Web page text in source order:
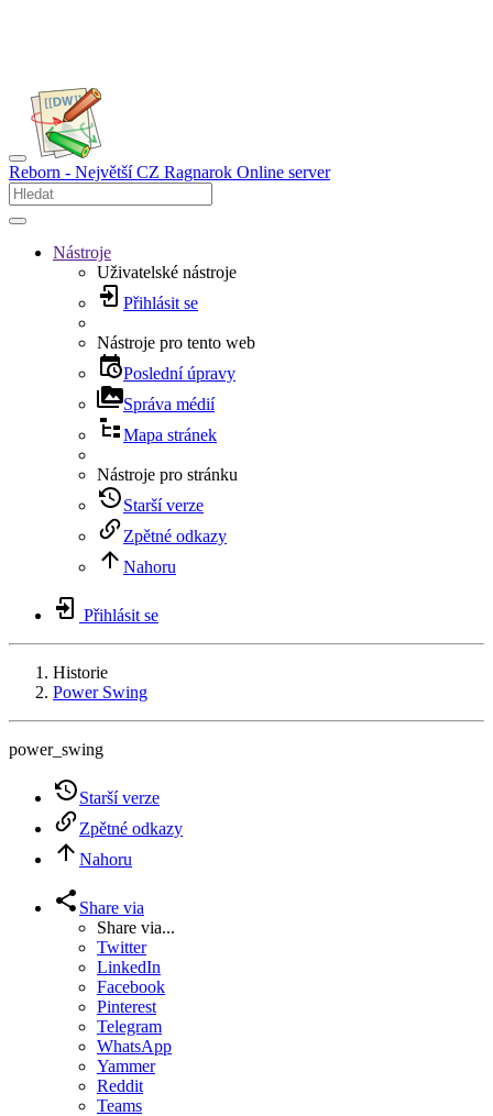
Reborn - Největší CZ Ragnarok Online server
Nástroje
Uživatelské nástroje
Přihlásit se
Nástroje pro tento web
Poslední úpravy
Správa médií
Mapa stránek
Nástroje pro stránku
Starší verze
Zpětné odkazy
Nahoru
Přihlásit se
Historie
Power Swing
power_swing
Starší verze
Zpětné odkazy
Nahoru
Share via
Share via...
Twitter
LinkedIn
Facebook
Pinterest
Telegram
WhatsApp
Yammer
Reddit
Teams